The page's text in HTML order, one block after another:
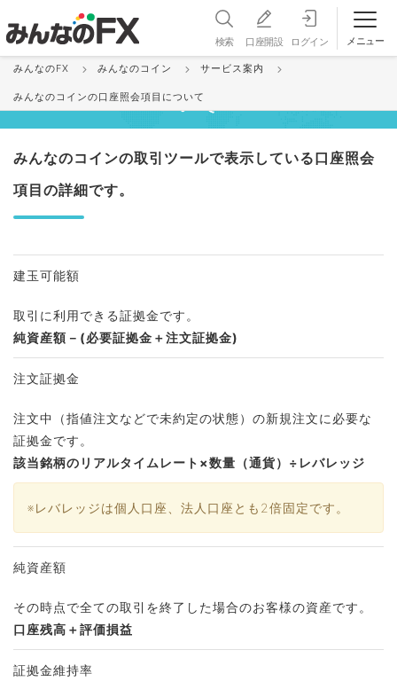
検索 口座開設 ログイン メニュー
みんなのコインの口座照会項目につ
いて
みんなのFX みんなのコイン サービス案内
みんなのコインの口座照会項目について
みんなのコインの取引ツールで表示している口座照会
項目の詳細です。
建玉可能額
取引に利用できる証拠金です。
純資産額－(必要証拠金＋注文証拠金)
注文証拠金
注文中（指値注文などで未約定の状態）の新規注文に必要な
証拠金です。
該当銘柄のリアルタイムレート×数量（通貨）÷レバレッジ
※レバレッジは個人口座、法人口座とも2倍固定です。
純資産額
その時点で全ての取引を終了した場合のお客様の資産です。
口座残高＋評価損益
証拠金維持率